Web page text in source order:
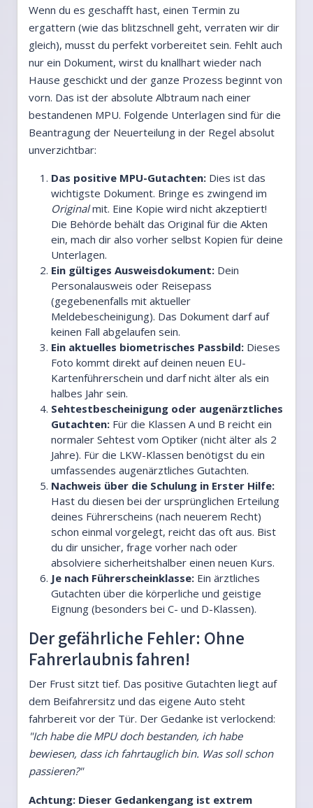
Wenn du es geschafft hast, einen Termin zu
ergattern (wie das blitzschnell geht, verraten wir dir
gleich), musst du perfekt vorbereitet sein. Fehlt auch
nur ein Dokument, wirst du knallhart wieder nach
Hause geschickt und der ganze Prozess beginnt von
vorn. Das ist der absolute Albtraum nach einer
bestandenen MPU. Folgende Unterlagen sind für die
Beantragung der Neuerteilung in der Regel absolut
unverzichtbar:
Das positive MPU-Gutachten: Dies ist das
wichtigste Dokument. Bringe es zwingend im
Originalmit. Eine Kopie wird nicht akzeptiert!
Die Behörde behält das Original für die Akten
ein, mach dir also vorher selbst Kopien für deine
Unterlagen.
Ein gültiges Ausweisdokument: Dein
Personalausweis oder Reisepass
(gegebenenfalls mit aktueller
Meldebescheinigung). Das Dokument darf auf
keinen Fall abgelaufen sein.
Ein aktuelles biometrisches Passbild: Dieses
Foto kommt direkt auf deinen neuen EU-
Kartenführerschein und darf nicht älter als ein
halbes Jahr sein.
Sehtestbescheinigung oder augenärztliches
Gutachten: Für die Klassen A und B reicht ein
normaler Sehtest vom Optiker (nicht älter als 2
Jahre). Für die LKW-Klassen benötigst du ein
umfassendes augenärztliches Gutachten.
Nachweis über die Schulung in Erster Hilfe:
Hast du diesen bei der ursprünglichen Erteilung
deines Führerscheins (nach neuerem Recht)
schon einmal vorgelegt, reicht das oft aus. Bist
du dir unsicher, frage vorher nach oder
absolviere sicherheitshalber einen neuen Kurs.
Je nach Führerscheinklasse: Ein ärztliches
Gutachten über die körperliche und geistige
Eignung (besonders bei C- und D-Klassen).
Der gefährliche Fehler: Ohne
Fahrerlaubnis fahren!
Der Frust sitzt tief. Das positive Gutachten liegt auf
dem Beifahrersitz und das eigene Auto steht
fahrbereit vor der Tür. Der Gedanke ist verlockend:
"Ich habe die MPU doch bestanden, ich habe
bewiesen, dass ich fahrtauglich bin. Was soll schon
passieren?"
Achtung: Dieser Gedankengang ist extrem